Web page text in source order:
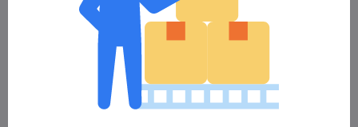
Котушка БІ Goss EF 500 Grey 1BB ПФ *